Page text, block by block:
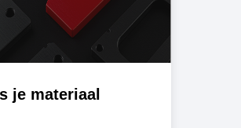
je materiaal